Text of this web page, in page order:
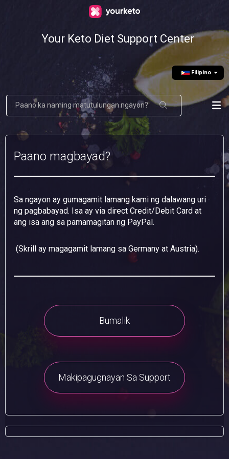
Your Keto Diet Support Center
Filipino
Paano magbayad?
Sa ngayon ay gumagamit lamang kami ng dalawang uri
ng pagbabayad. Isa ay via direct Credit/Debit Card at
ang isa ang sa pamamagitan ng PayPal.
(Skrill ay magagamit lamang sa Germany at Austria).
Bumalik
Makipagugnayan Sa Support